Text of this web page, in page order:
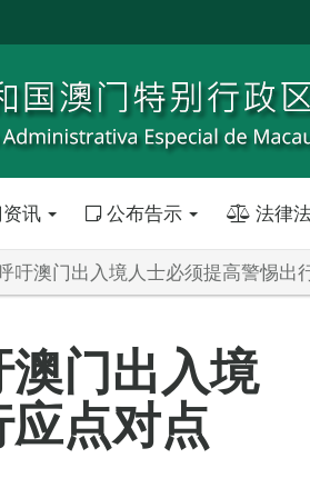
讯 公布告示 法律
吁澳门出入境人士必须提高警惕出
门出入境
点对点